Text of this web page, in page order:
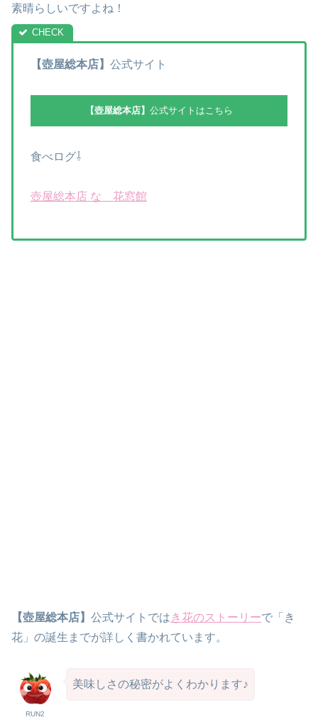
素晴らしいですよね！
【壺屋総本店】 公式サイト
【壺屋総本店】 公式サイトはこちら
食べログ⇩
壺屋総本店 なゝ花窓館
【壺屋総本店】 公式サイトではき花のストーリーで「き
花」の誕生までが詳しく書かれています。
RUN2
美味しさの秘密がよくわかります♪